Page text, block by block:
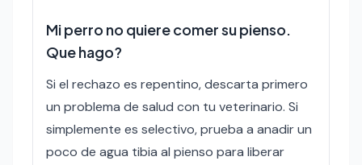
Mi perro no quiere comer su pienso.
Que hago?
Si el rechazo es repentino, descarta primero
un problema de salud con tu veterinario. Si
simplemente es selectivo, prueba a anadir un
poco de agua tibia al pienso para liberar